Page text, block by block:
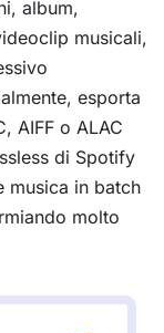
album,
musicali,
esporta
AIFF o ALAC
di Spotify
musica in batch
molto